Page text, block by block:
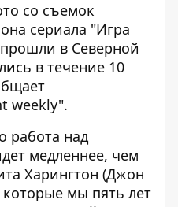
со съемок
сериала "Игра
в Северной
в течение 10
weekly".
работа над
медленнее, чем
Харингтон (Джон
мы пять лет